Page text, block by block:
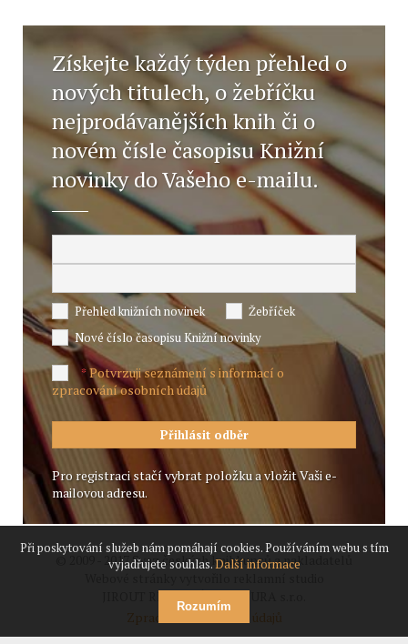
Získejte každý týden přehled o
nových titulech, o žebříčku
nejprodávanějších knih či o
novém čísle časopisu Knižní
novinky do Vašeho e-mailu.
Přehled knižních novinek
Žebříček
Nové číslo časopisu Knižní novinky
*Potvrzuji seznámení s informací o
zpracování osobních údajů
Pro registraci stačí vybrat položku a vložit Vaši e-
mailovou adresu.
© 2009 - 2017 Svaz českých knihkupců a nakladatelů
JIROUT REKLANÍ AGENTURA s.r.o.
Zpracování osobních údajů
Při poskytování služeb nám pomáhají cookies. Používáním webu s tím
vyjadřujete souhlas.Další informace
Rozumím